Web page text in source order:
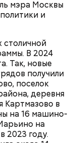
мэра Москвы
и
столичной
В 2024
Так, новые
получили
поселок
деревня
Картмазово в
на 16 машино-
на
2023 году.
упоминается в
очерке «Сорок
части:
Воробьевы
или
Победы, а